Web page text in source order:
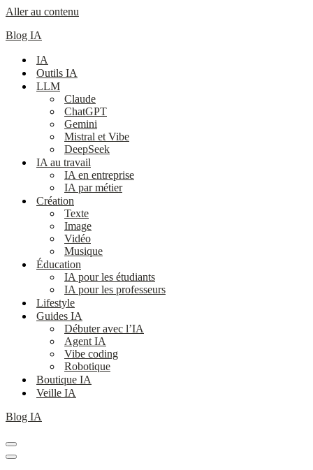
Aller au contenu
Blog IA
IA
Outils IA
LLM
Claude
ChatGPT
Gemini
Mistral et Vibe
DeepSeek
IA au travail
IA en entreprise
IA par métier
Création
Texte
Image
Vidéo
Musique
Éducation
IA pour les étudiants
IA pour les professeurs
Lifestyle
Guides IA
Débuter avec l’IA
Agent IA
Vibe coding
Robotique
Boutique IA
Veille IA
Blog IA
Menu
de
Menu